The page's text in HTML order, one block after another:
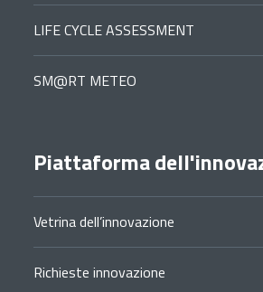
LIFE CYCLE ASSESSMENT
SM@RT METEO
Piattaforma
Vetrina dell’innovazione
Richieste innovazione